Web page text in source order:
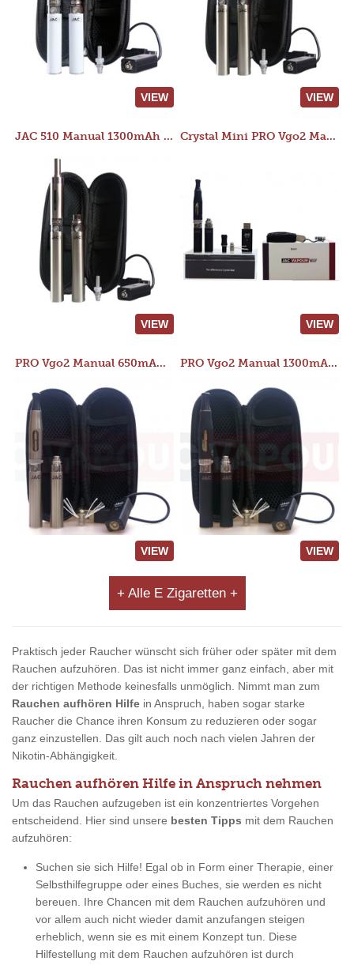
VIEW VIEW
JAC 510 Manual 1300mAh Starter Kit
VIEW
Crystal Mini PRO Vgo2 Manual 400mAh Kit
VIEW
PRO Vgo2 Manual 650mAh Kit
VIEW
PRO Vgo2 Manual 1300mAh Kit
VIEW
+ Alle E Zigaretten +
Praktisch jeder Raucher wünscht sich früher oder später mit dem
Rauchen aufzuhören. Das ist nicht immer ganz einfach, aber mit
der richtigen Methode keinesfalls unmöglich. Nimmt man zum
Rauchen aufhören Hilfe in Anspruch, haben sogar starke
Raucher die Chance ihren Konsum zu reduzieren oder sogar
ganz einzustellen. Das gilt auch noch nach vielen Jahren der
Nikotin-Abhängigkeit.
Rauchen aufhören Hilfe in Anspruch nehmen
Um das Rauchen aufzugeben ist ein konzentriertes Vorgehen
entscheidend. Hier sind unsere besten Tipps mit dem Rauchen
aufzuhören:
Suchen sie sich Hilfe! Egal ob in Form einer Therapie, einer
Selbsthilfegruppe oder eines Buches, sie werden es nicht
bereuen. Ihre Chancen mit dem Rauchen aufzuhören und
vor allem auch nicht wieder damit anzufangen steigen
erheblich, wenn sie es mit einem Konzept tun. Diese
Hilfestellung mit dem Rauchen aufzuhören ist durch